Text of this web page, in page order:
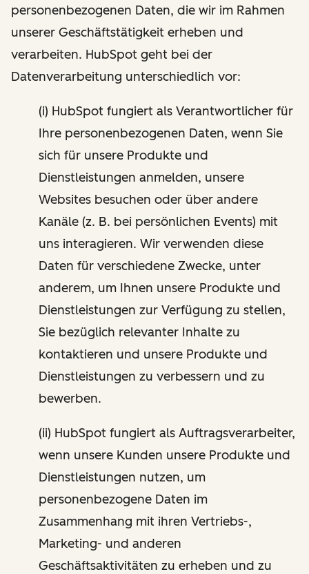
personenbezogenen Daten, die wir im Rahmen
unserer Geschäftstätigkeit erheben und
verarbeiten. HubSpot geht bei der
Datenverarbeitung unterschiedlich vor:
(i) HubSpot fungiert als Verantwortlicher für
Ihre personenbezogenen Daten, wenn Sie
sich für unsere Produkte und
Dienstleistungen anmelden, unsere
Websites besuchen oder über andere
Kanäle (z. B. bei persönlichen Events) mit
uns interagieren. Wir verwenden diese
Daten für verschiedene Zwecke, unter
anderem, um Ihnen unsere Produkte und
Dienstleistungen zur Verfügung zu stellen,
Sie bezüglich relevanter Inhalte zu
kontaktieren und unsere Produkte und
Dienstleistungen zu verbessern und zu
bewerben.
(ii) HubSpot fungiert als Auftragsverarbeiter,
wenn unsere Kunden unsere Produkte und
Dienstleistungen nutzen, um
personenbezogene Daten im
Zusammenhang mit ihren Vertriebs-,
Marketing- und anderen
Geschäftsaktivitäten zu erheben und zu